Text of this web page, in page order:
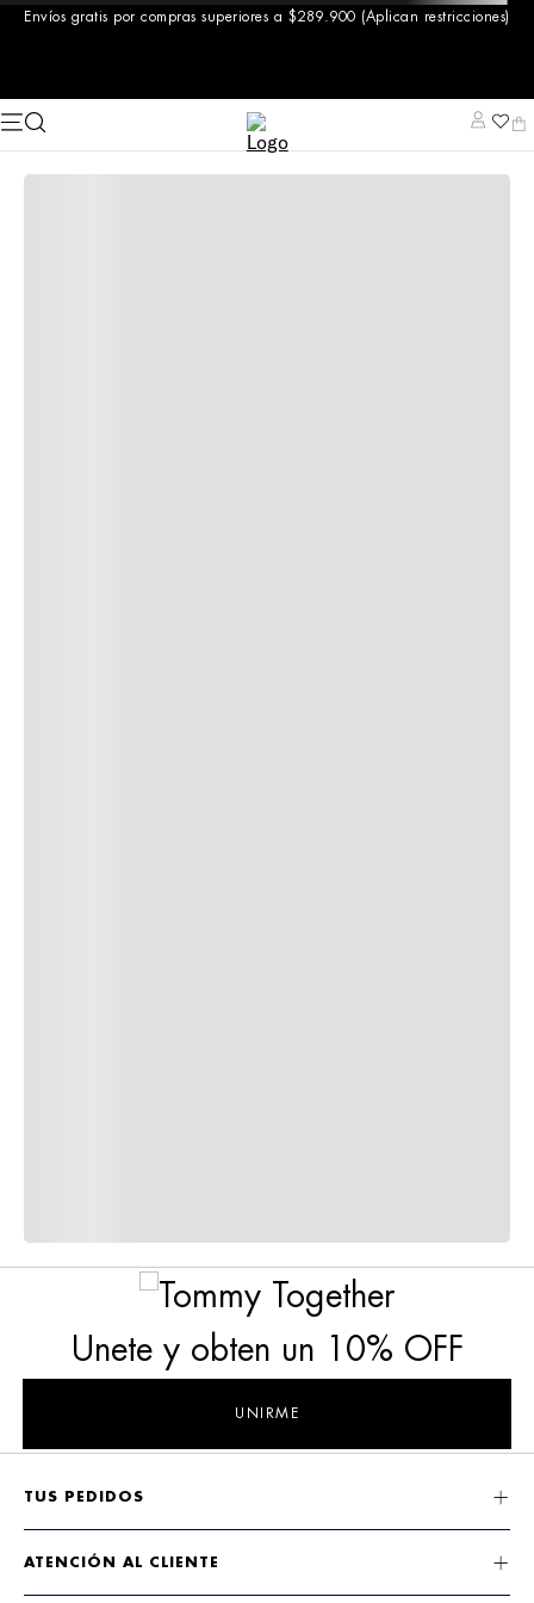
Envíos gratis por compras superiores a $289.900 (Aplican restricciones)
Unete y obten un 10% OFF
UNIRME
TUS PEDIDOS
ATENCIÓN AL CLIENTE